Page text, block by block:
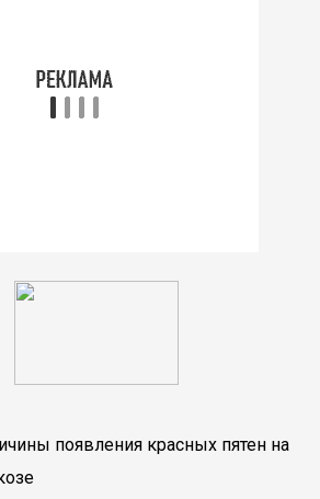
появления красных пятен на